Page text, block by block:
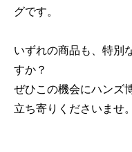
グです。
いずれの商品も、特別
すか？
ぜひこの機会にハン
立ち寄りくださいませ。